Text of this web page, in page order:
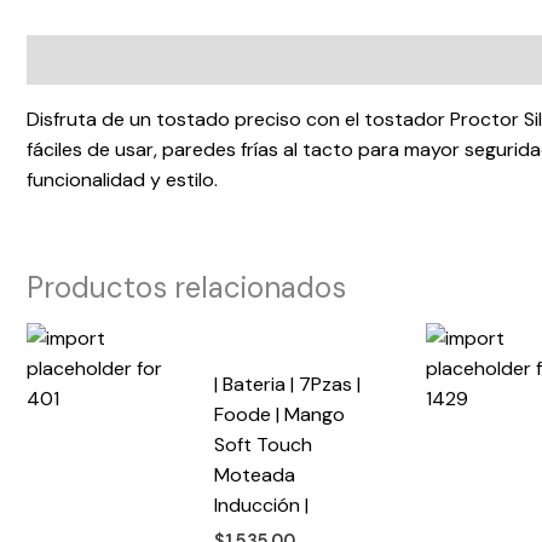
Disfruta de un tostado preciso con el tostador Proctor
fáciles de usar, paredes frías al tacto para mayor
funcionalidad y estilo.
Productos relacionados
| Bateria | 7Pzas |
Foode | Mango
Soft Touch
Moteada
Inducción |